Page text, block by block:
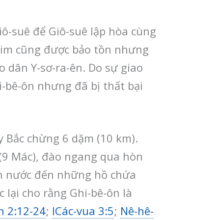
suê để Giô-suê lập hòa cùng
cũng được bảo tồn nhưng
Y-sơ-ra-ên. Do sự giao
bê-ôn nhưng đã bị thất bại
chừng 6 dặm (10 km).
Mác), đào ngang qua hòn
nước đến những hồ chứa
cho rằng Ghi-bê-ôn là
2:12-24; ICác-vua 3:5; Nê-hê-